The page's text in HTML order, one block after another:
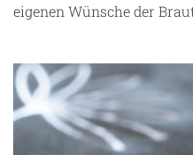
eigenen Wünsche der